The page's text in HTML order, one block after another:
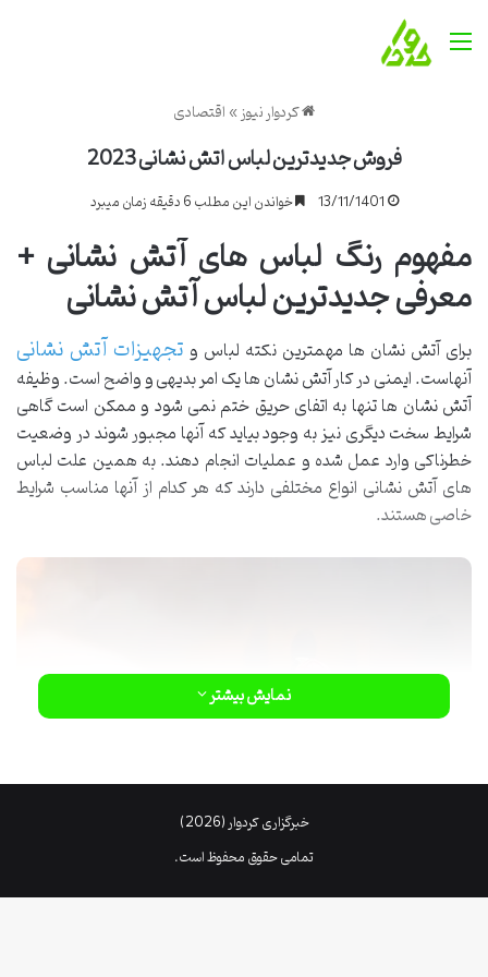
منو
کردوار نیوز»اقتصادی
فروش جدیدترین لباس اتش نشانی 2023
13/11/1401 خواندن این مطلب 6 دقیقه زمان میبرد
مفهوم رنگ لباس های آتش نشانی +
معرفی جدیدترین لباس آتش نشانی
برای آتش نشان ها مهمترین نکته لباس وتجهیزات آتش نشانی
آنهاست. ایمنی در کار آتش نشان ها یک امر بدیهی و واضح است. وظیفه
آتش نشان ها تنها به اتفای حریق ختم نمی شود و ممکن است گاهی
شرایط سخت دیگری نیز به وجود بیاید که آنها مجبور شوند در وضعیت
خطرناکی وارد عمل شده و عملیات انجام دهند. به همین علت لباس
های آتش نشانی انواع مختلفی دارند که هر کدام از آنها مناسب شرایط
خاصی هستند.
نمایش بیشتر
خبرگزاری کردوار (2026)
تمامی حقوق محفوظ است.